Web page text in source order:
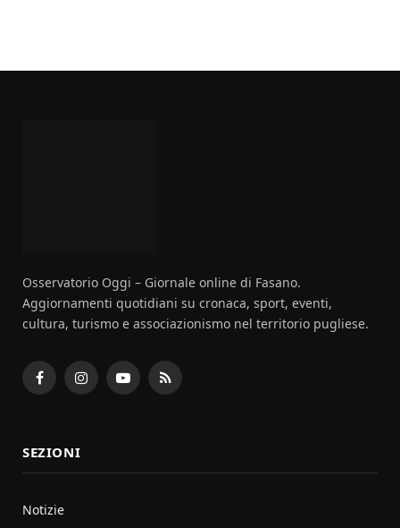
Osservatorio Oggi – Giornale online di Fasano.
Aggiornamenti quotidiani su cronaca, sport, eventi,
cultura, turismo e associazionismo nel territorio pugliese.
FacebookInstagramYouTubeRSS
SEZIONI
Notizie